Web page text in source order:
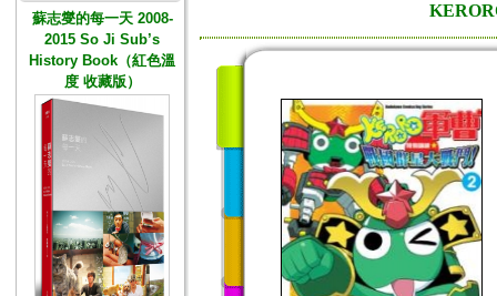
蘇志燮的每一天 2008-
2015 So Ji Sub’s
History Book（紅色溫
度 收藏版）